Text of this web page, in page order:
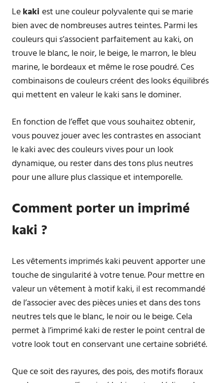
Lekaki est une couleur polyvalente qui se marie
bien avec de nombreuses autres teintes. Parmi les
couleurs qui s’associent parfaitement au kaki, on
trouve le blanc, le noir, le beige, le marron, le bleu
marine, le bordeaux et même le rose poudré. Ces
combinaisons de couleurs créent des looks équilibrés
qui mettent en valeur le kaki sans le dominer.
En fonction de l’effet que vous souhaitez obtenir,
vous pouvez jouer avec les contrastes en associant
le kaki avec des couleurs vives pour un look
dynamique, ou rester dans des tons plus neutres
pour une allure plus classique et intemporelle.
Comment porter un imprimé
kaki ?
Les vêtements imprimés kaki peuvent apporter une
touche de singularité à votre tenue. Pour mettre en
valeur un vêtement à motif kaki, il est recommandé
de l’associer avec des pièces unies et dans des tons
neutres tels que le blanc, le noir ou le beige. Cela
permet à l’imprimé kaki de rester le point central de
votre look tout en conservant une certaine sobriété.
Que ce soit des rayures, des pois, des motifs floraux